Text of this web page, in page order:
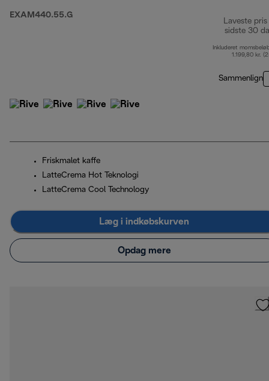
EXAM440.55.G
Laveste pris
sidste 30
Inkluderet
1.199,80 kr.
Sammenlign
Friskmalet kaffe
LatteCrema Hot Teknologi
LatteCrema Cool Technology
Læg i indkøbskurven
Opdag mere